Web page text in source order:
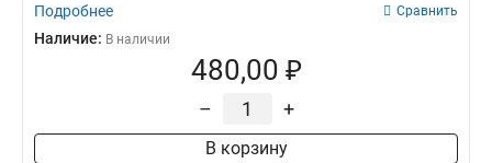
Подробнее Сравнить
Наличие: В наличии
480,00 ₽
– +
В корзину